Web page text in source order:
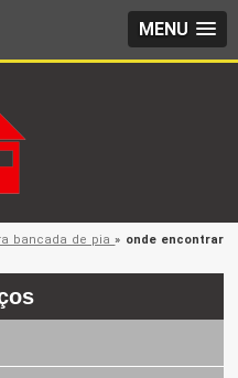
MENU
bancada de pia» onde encontrar